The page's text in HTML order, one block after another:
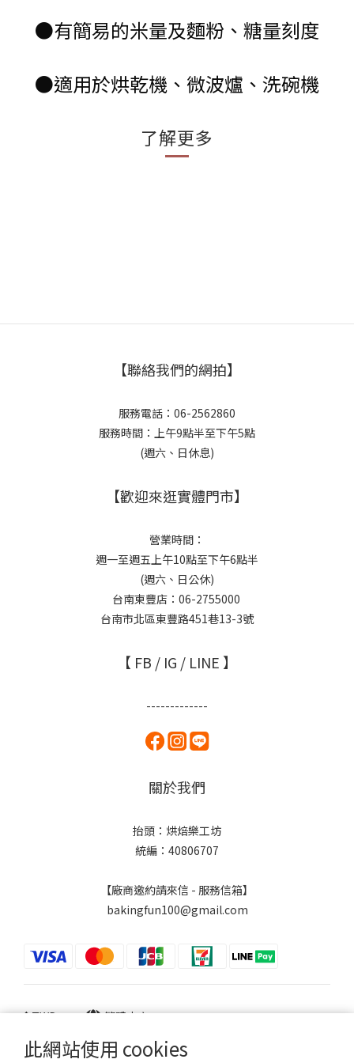
此網站使用 cookies
●有簡易的米量及麵粉、糖量刻度
●適用於烘乾機、微波爐、洗碗機
了解更多
【聯絡我們的網拍】
服務電話：06-2562860
服務時間：上午9點半至下午5點
(週六、日休息)
【歡迎來逛實體門市】
營業時間：
週一至週五上午10點至下午6點半
(週六、日公休)
台南東豐店：06-2755000
台南市北區東豐路451巷13-3號
【 FB / IG / LINE 】
-------------
關於我們
抬頭：烘焙樂工坊
統編：40806707
【廠商邀約請來信 - 服務信箱】
bakingfun100@gmail.com
$TWD 繁體中文